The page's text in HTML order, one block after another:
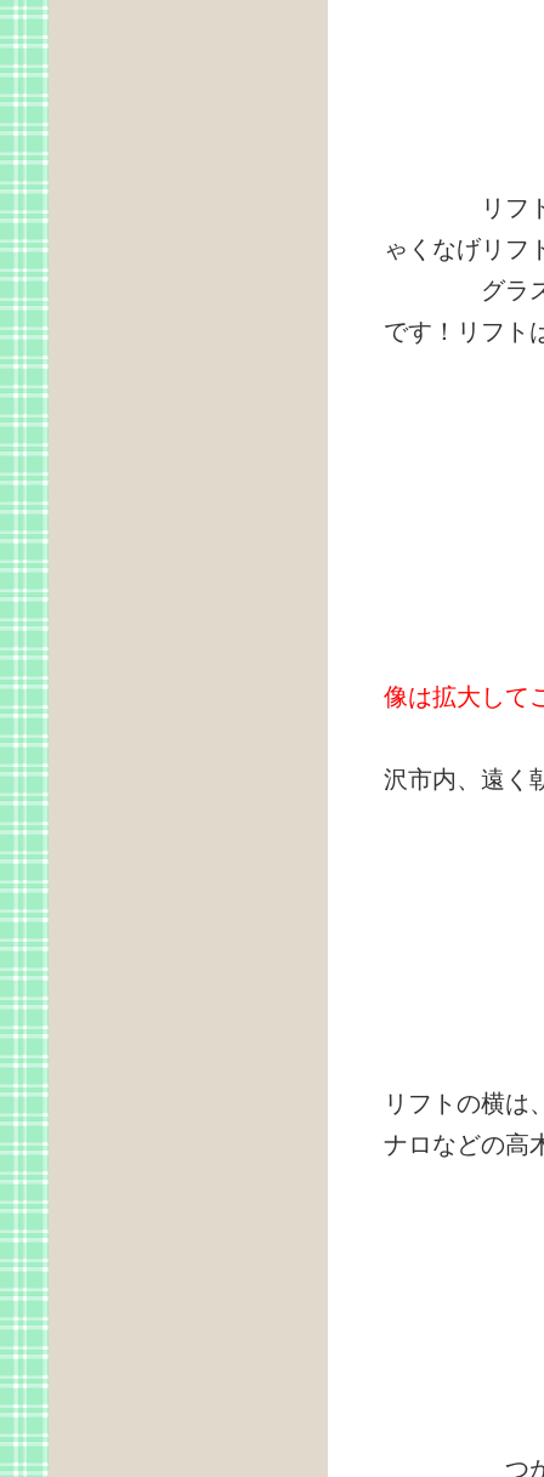
リフトセ
ゃくなげリ
グラススキ
です！リフト
像は拡大して
沢市内、遠く
リフトの横は
ナロなどの高
つがもり